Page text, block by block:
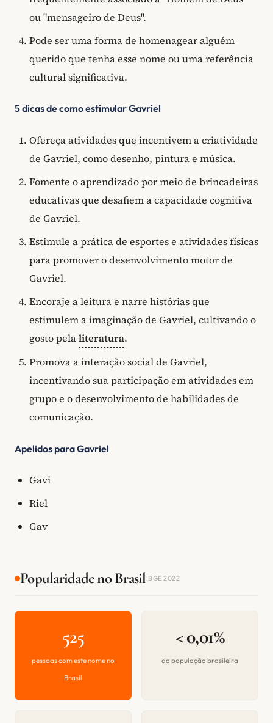
ou "mensageiro de Deus".
Pode ser uma forma de homenagear alguém
querido que tenha esse nome ou uma referência
cultural significativa.
5 dicas de como estimular Gavriel
Ofereça atividades que incentivem a criatividade
de Gavriel, como desenho, pintura e música.
Fomente o aprendizado por meio de brincadeiras
educativas que desafiem a capacidade cognitiva
de Gavriel.
Estimule a prática de esportes e atividades físicas
para promover o desenvolvimento motor de
Gavriel.
Encoraje a leitura e narre histórias que
estimulem a imaginação de Gavriel, cultivando o
gosto pelaliteratura.
Promova a interação social de Gavriel,
incentivando sua participação em atividades em
grupo e o desenvolvimento de habilidades de
comunicação.
Apelidos para Gavriel
Gavi
Riel
Gav
Popularidade no BrasilIBGE 2022
525
pessoas com este nome no
Brasil
< 0,01%
da população brasileira